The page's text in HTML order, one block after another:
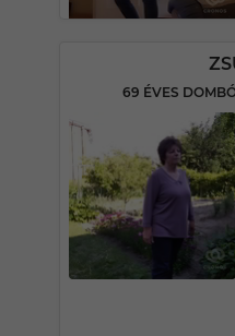
69 ÉVES